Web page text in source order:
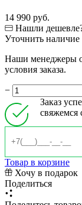
14 990 руб.
Нашли
Уточнить наличие
Наши менеджеры
условия заказа.
−
Заказ
свяжемся
Товар в корзине
Хочу в подарок
Поделиться